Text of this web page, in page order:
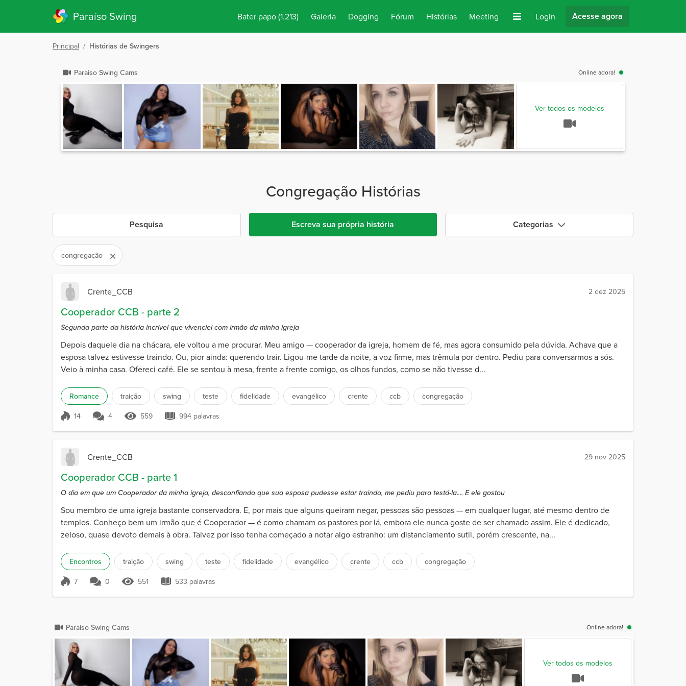
Paraíso Swing Bater papo(1.213) Galeria Dogging Fórum Histórias Meeting Login Acesse agora
Principal / Histórias de Swingers
Paraiso Swing Cams Online adora!
Ver todos os modelos
Congregação Histórias
Pesquisa Escreva sua própria história Categorias
congregação
Crente_CCB 2 dez 2025
Cooperador CCB - parte 2
Segunda parte da história incrível que vivenciei com irmão da minha igreja
Depois daquele dia na chácara, ele voltou a me procurar. Meu amigo — cooperador da igreja, homem de fé, mas agora consumido pela dúvida. Achava que a
esposa talvez estivesse traindo. Ou, pior ainda: querendo trair. Ligou-me tarde da noite, a voz firme, mas trêmula por dentro. Pediu para conversarmos a sós.
Veio à minha casa. Ofereci café. Ele se sentou à mesa, frente a frente comigo, os olhos fundos, como se não tivesse d...
Romance traição swing teste fidelidade evangélico crente ccb congregação
Pontuação 14
14 4 559 Visualizações
559 994 palavras
994 palavras
Crente_CCB 29 nov 2025
Cooperador CCB - parte 1
O dia em que um Cooperador da minha igreja, desconfiando que sua esposa pudesse estar traindo, me pediu para testá-la.... E ele gostou
Sou membro de uma igreja bastante conservadora. E, por mais que alguns queiram negar, pessoas são pessoas — em qualquer lugar, até mesmo dentro de
templos. Conheço bem um irmão que é Cooperador — é como chamam os pastores por lá, embora ele nunca goste de ser chamado assim. Ele é dedicado,
zeloso, quase devoto demais à obra. Talvez por isso tenha começado a notar algo estranho: um distanciamento sutil, porém crescente, na...
Encontros traição swing teste fidelidade evangélico crente ccb congregação
Pontuação 7
7 0 551 Visualizações
551 533 palavras
533 palavras
Paraiso Swing Cams Online adora!
Ver todos os modelos